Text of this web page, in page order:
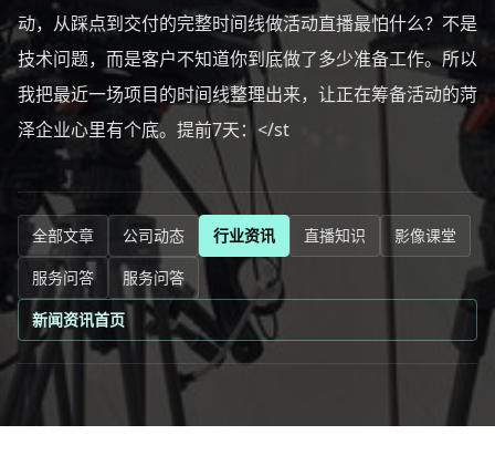
动，从踩点到交付的完整时间线做活动直播最怕什么？不是
技术问题，而是客户不知道你到底做了多少准备工作。所以
我把最近一场项目的时间线整理出来，让正在筹备活动的菏
泽企业心里有个底。提前7天：</st
全部文章 公司动态 行业资讯 直播知识
影像课堂
服务问答
服务问答
新闻资讯首页